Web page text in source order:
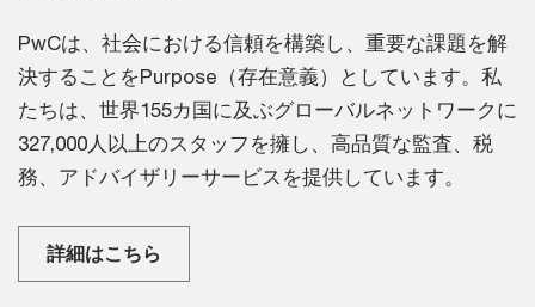
PwCは、社会における信頼を構築し、重要な課題を解
決することをPurpose（存在意義）としています。私
たちは、世界155カ国に及ぶグローバルネットワークに
327,000人以上のスタッフを擁し、高品質な監査、税
務、アドバイザリーサービスを提供しています。
詳細はこちら